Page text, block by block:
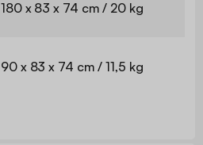
180 x 83 x 74 cm / 20 kg
90 x 83 x 74 cm / 11,5 kg